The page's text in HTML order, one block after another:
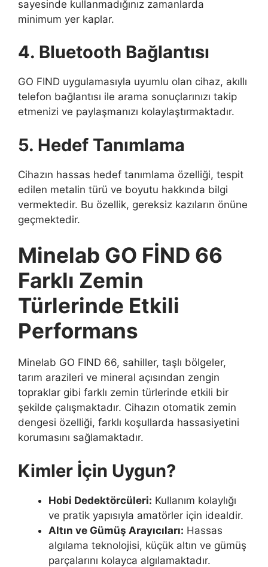
sayesinde kullanmadığınız zamanlarda
minimum yer kaplar.
4. Bluetooth Bağlantısı
GO FIND uygulamasıyla uyumlu olan cihaz, akıllı
telefon bağlantısı ile arama sonuçlarınızı takip
etmenizi ve paylaşmanızı kolaylaştırmaktadır.
5. Hedef Tanımlama
Cihazın hassas hedef tanımlama özelliği, tespit
edilen metalin türü ve boyutu hakkında bilgi
vermektedir. Bu özellik, gereksiz kazıların önüne
geçmektedir.
Minelab GO FİND 66
Farklı Zemin
Türlerinde Etkili
Performans
Minelab GO FIND 66, sahiller, taşlı bölgeler,
tarım arazileri ve mineral açısından zengin
topraklar gibi farklı zemin türlerinde etkili bir
şekilde çalışmaktadır. Cihazın otomatik zemin
dengesi özelliği, farklı koşullarda hassasiyetini
korumasını sağlamaktadır.
Kimler İçin Uygun?
Hobi Dedektörcüleri: Kullanım kolaylığı
ve pratik yapısıyla amatörler için idealdir.
Altın ve Gümüş Arayıcıları: Hassas
algılama teknolojisi, küçük altın ve gümüş
parçalarını kolayca algılamaktadır.